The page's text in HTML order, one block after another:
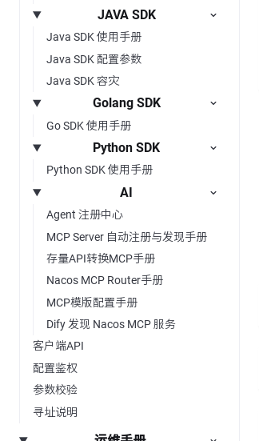
JAVA SDK
Java SDK 使用手册
Java SDK 配置参数
Java SDK 容灾
Golang SDK
Go SDK 使用手册
Python SDK
Python SDK 使用手册
AI
Agent 注册中心
MCP Server 自动注册与发现手册
存量API转换MCP手册
Nacos MCP Router手册
MCP模版配置手册
Dify 发现 Nacos MCP 服务
客户端API
配置鉴权
参数校验
寻址说明